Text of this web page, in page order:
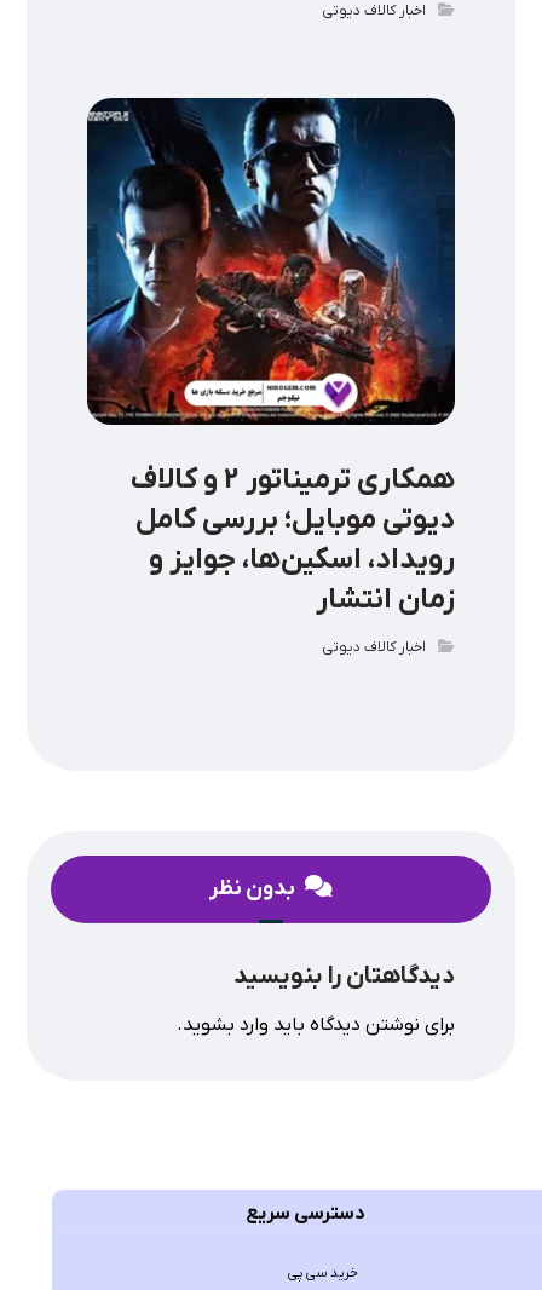
اخبار کالاف دیوتی
همکاری ترمیناتور 2 و کالاف
دیوتی موبایل؛ بررسی کامل
رویداد، اسکین‌ها، جوایز و
زمان انتشار
اخبار کالاف دیوتی
بدون نظر
دیدگاهتان را بنویسید
برای نوشتن دیدگاه باید وارد بشوید.
دسترسی سریع
خرید سی پی